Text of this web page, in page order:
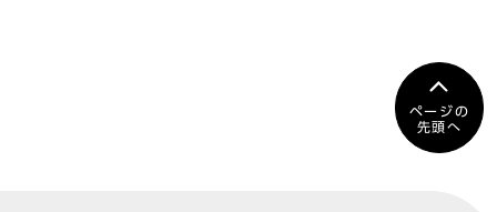
ページの
先頭へ